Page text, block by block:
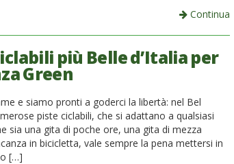
Continua
più Belle d’Italia per
Green
e siamo pronti a goderci la libertà: nel Bel
piste ciclabili, che si adattano a qualsiasi
sia una gita di poche ore, una gita di mezza
in bicicletta, vale sempre la pena mettersi in
[…]